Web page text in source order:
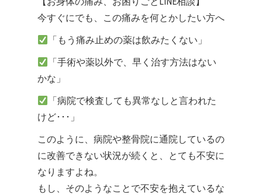
今すぐにでも、この痛みを何とかしたい方へ
「もう痛み止めの薬は飲みたくない」
「手術や薬以外で、早く治す方法はない
かな」
「病院で検査しても異常なしと言われた
けど･･･」
このように、病院や整骨院に通院しているの
に改善できない状況が続くと、とても不安に
なりますよね。
もし、そのようなことで不安を抱えているな